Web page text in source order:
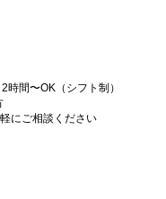
間〜OK（シフト制）
にご相談ください